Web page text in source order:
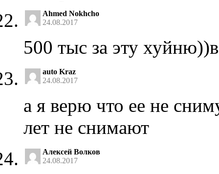
Ahmed Nokhcho
24.08.2017
500 тыс за эту
auto Kraz
24.08.2017
а я верю что ее не
лет не снимают
Алексей Волков
24.08.2017